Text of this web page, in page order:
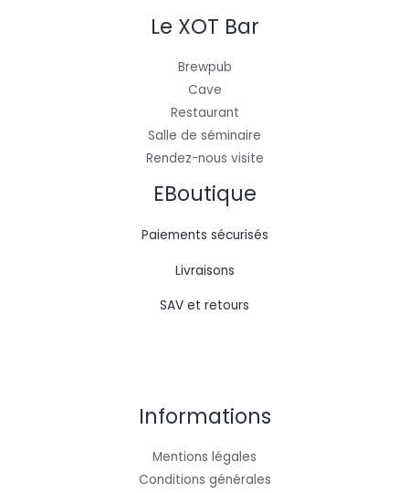
Le XOT Bar
Brewpub
Cave
Restaurant
Salle de séminaire
Rendez-nous visite
EBoutique
Paiements sécurisés
Livraisons
SAV et retours
Informations
Mentions légales
Conditions générales